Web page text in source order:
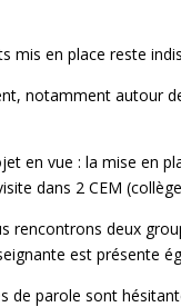
mis en place reste
notamment autour
en vue : la mise en
dans 2 CEM
rencontrons deux
est présente
de parole sont